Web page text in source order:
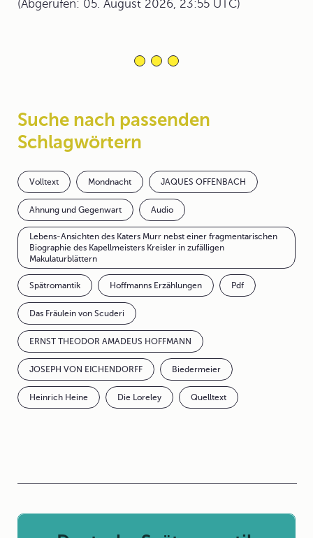
(Abgerufen: 05. August 2026, 23:55 UTC)
Suche nach passenden
Schlagwörtern
Volltext Mondnacht JAQUES OFFENBACH
Ahnung und Gegenwart Audio
Lebens-Ansichten des Katers Murr nebst einer fragmentarischen
Biographie des Kapellmeisters Kreisler in zufälligen
Makulaturblättern
Spätromantik Hoffmanns Erzählungen Pdf
Das Fräulein von Scuderi
ERNST THEODOR AMADEUS HOFFMANN
JOSEPH VON EICHENDORFF Biedermeier
Heinrich Heine Die Loreley Quelltext